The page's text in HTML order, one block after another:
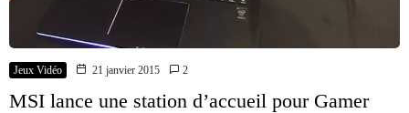
Jeux Vidéo 21 janvier 2015 2
MSI lance une station d’accueil pour Gamer